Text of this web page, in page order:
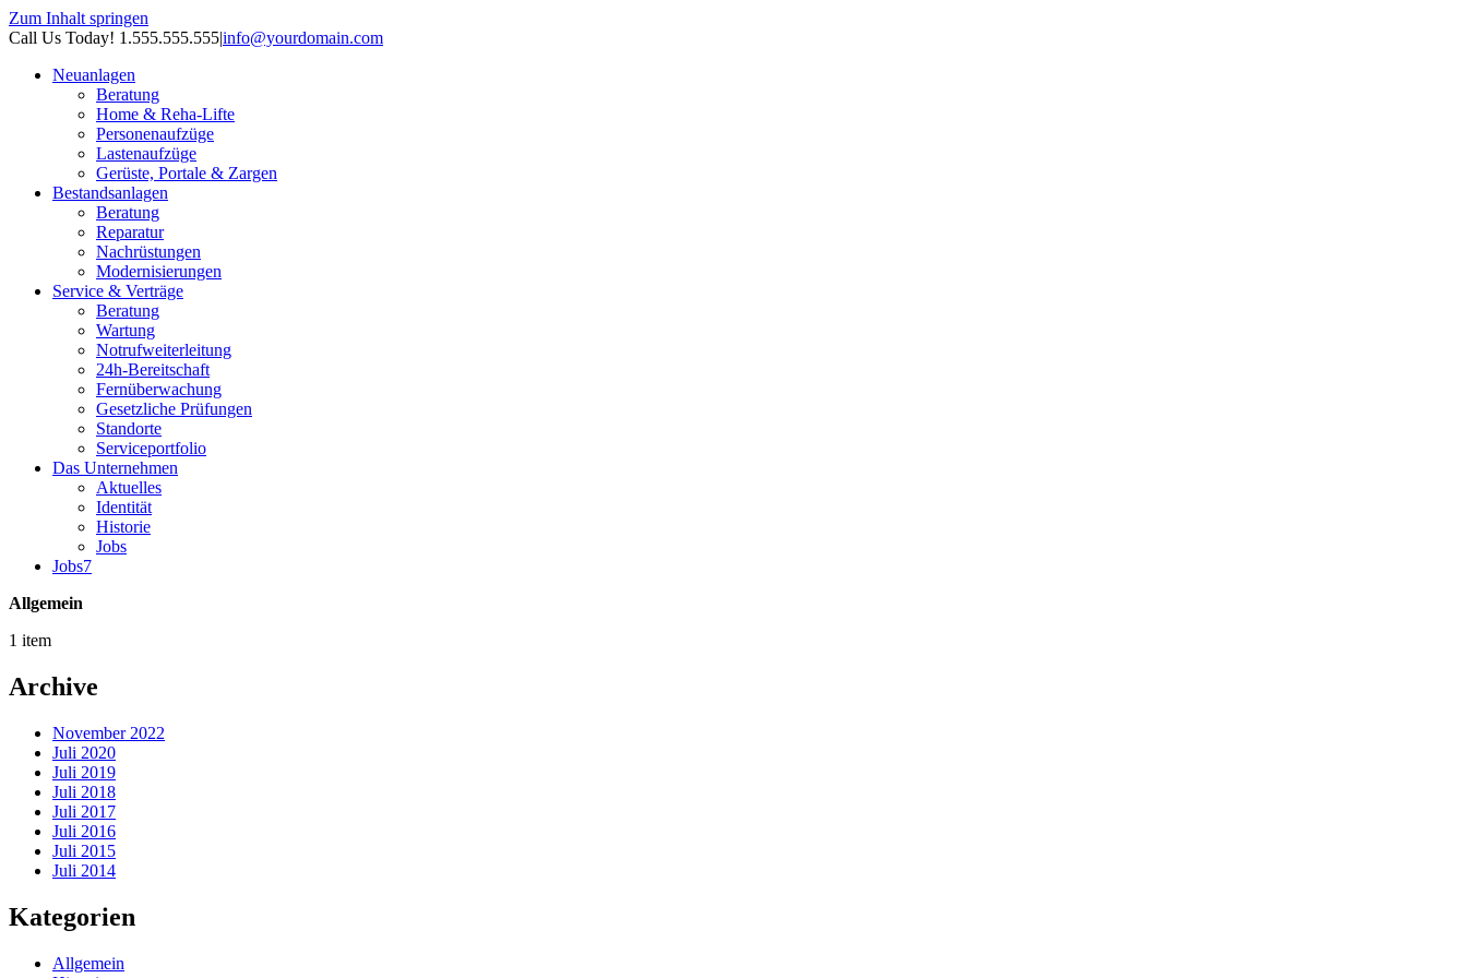
Zum Inhalt springen
Call Us Today! 1.555.555.555|info@yourdomain.com
Neuanlagen
Beratung
Home & Reha-Lifte
Personenaufzüge
Lastenaufzüge
Gerüste, Portale & Zargen
Bestandsanlagen
Beratung
Reparatur
Nachrüstungen
Modernisierungen
Service & Verträge
Beratung
Wartung
Notrufweiterleitung
24h-Bereitschaft
Fernüberwachung
Gesetzliche Prüfungen
Standorte
Serviceportfolio
Das Unternehmen
Aktuelles
Identität
Historie
Jobs
Jobs7
Allgemein
1 item
Archive
November 2022
Juli 2020
Juli 2019
Juli 2018
Juli 2017
Juli 2016
Juli 2015
Juli 2014
Kategorien
Allgemein